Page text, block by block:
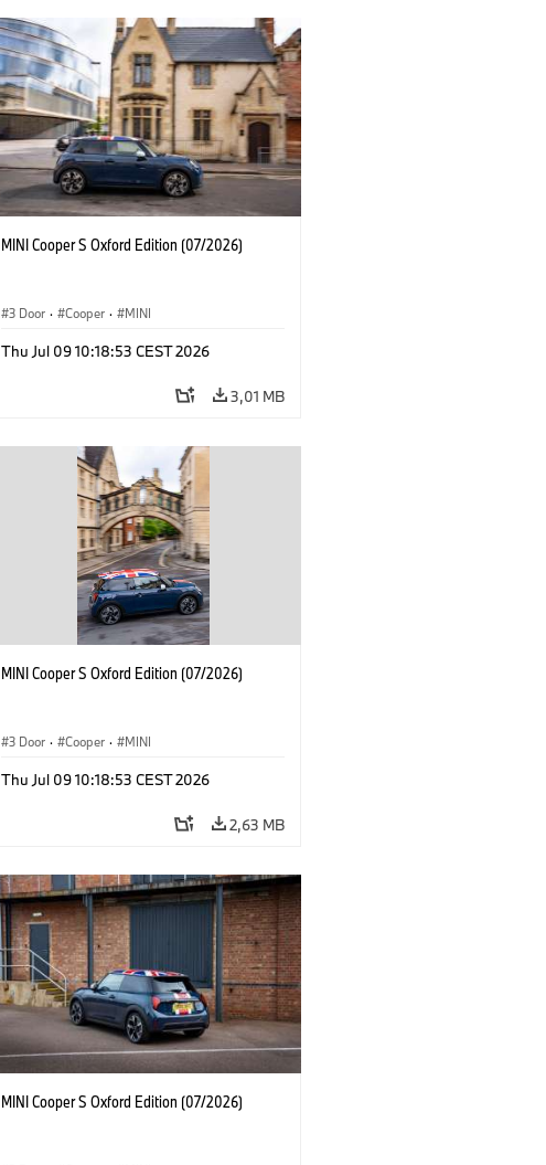
MINI Cooper S Oxford Edition (07/2026)
3 Door · Cooper · MINI
Thu Jul 09 10:18:53 CEST 2026
3,01 MB
MINI Cooper S Oxford Edition (07/2026)
3 Door · Cooper · MINI
Thu Jul 09 10:18:53 CEST 2026
2,63 MB
MINI Cooper S Oxford Edition (07/2026)